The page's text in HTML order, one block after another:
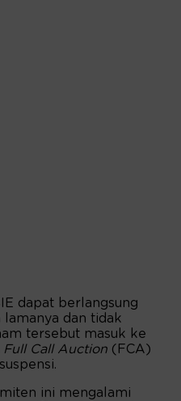
dapat berlangsung
lamanya dan tidak
tersebut masuk ke
Full Call Auction (FCA)
ini mengalami